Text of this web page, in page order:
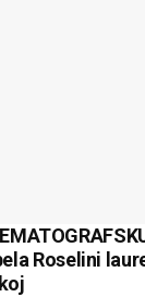
Roselini